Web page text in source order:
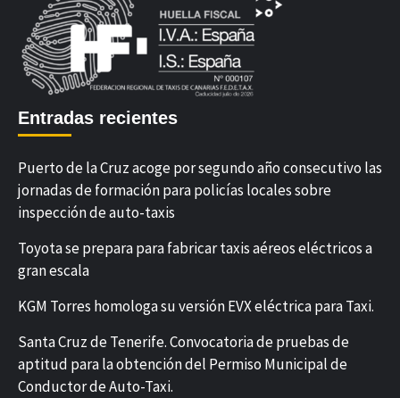
Entradas recientes
Puerto de la Cruz acoge por segundo año consecutivo las
jornadas de formación para policías locales sobre
inspección de auto-taxis
Toyota se prepara para fabricar taxis aéreos eléctricos a
gran escala
KGM Torres homologa su versión EVX eléctrica para Taxi.
Santa Cruz de Tenerife. Convocatoria de pruebas de
aptitud para la obtención del Permiso Municipal de
Conductor de Auto-Taxi.